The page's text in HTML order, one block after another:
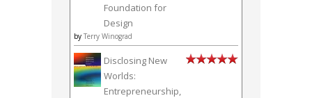
Foundation for
Design
by Terry Winograd
Disclosing New
Worlds:
Entrepreneurship,